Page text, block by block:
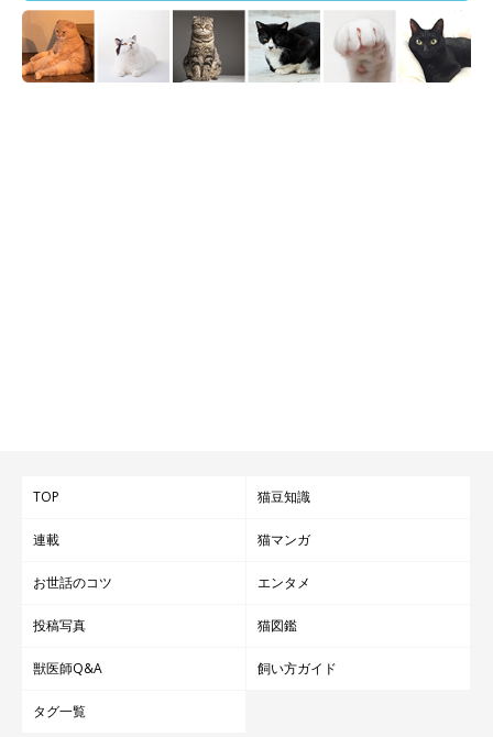
TOP 猫豆知識
連載 猫マンガ
お世話のコツ エンタメ
投稿写真 猫図鑑
獣医師Q&A 飼い方ガイド
タグ一覧